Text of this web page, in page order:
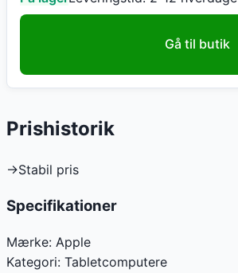
Gå til butik
Prishistorik
→Stabil pris
Specifikationer
Mærke: Apple
Kategori: Tabletcomputere